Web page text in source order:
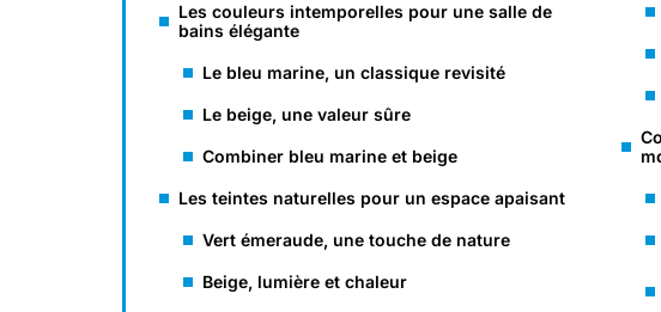
Les couleurs intemporelles pour une salle de
bains élégante
Le bleu marine, un classique revisité
Le beige, une valeur sûre
Combiner bleu marine et beige
Les teintes naturelles pour un espace apaisant
Vert émeraude, une touche de nature
Beige, lumière et chaleur